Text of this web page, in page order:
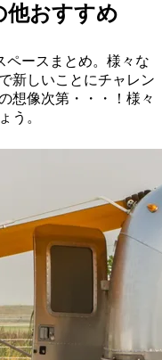
他おすすめ
ペースまとめ。様々な
新しいことにチャレン
想像次第・・・！様々
う。